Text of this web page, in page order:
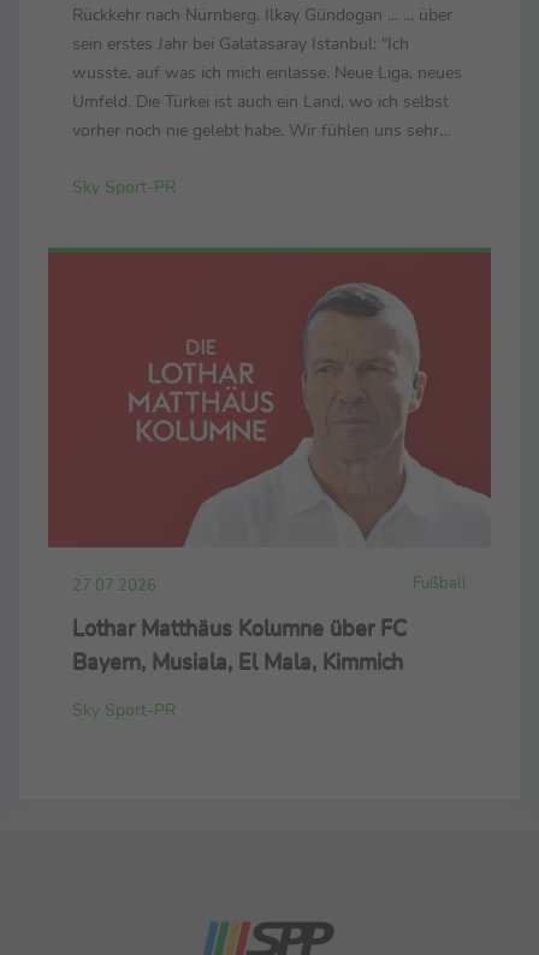
Rückkehr nach Nürnberg. Ilkay Gündogan ... ... über
sein erstes Jahr bei Galatasaray Istanbul: "Ich
wusste, auf was ich mich einlasse. Neue Liga, neues
Umfeld. Die Türkei ist auch ein Land, wo ich selbst
vorher noch nie gelebt habe. Wir fühlen uns sehr
hat ein enormes Potenzial, ...
Sky Sport-PR
27.07.2026 Fußball
Lothar Matthäus Kolumne über FC
Bayern, Musiala, El Mala, Kimmich
Sky Sport-PR